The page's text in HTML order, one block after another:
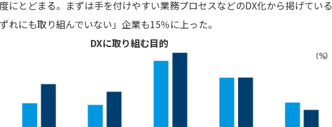
にとどまる。まずは手を付けやすい業務プロセスなどのDX化から掲げている
れにも取り組んでいない」企業も15％に上った。
DXに取り組む目的